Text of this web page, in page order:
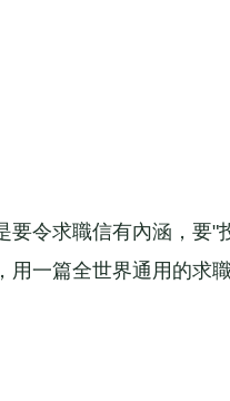
令求職信有內涵，要"
一篇全世界通用的求